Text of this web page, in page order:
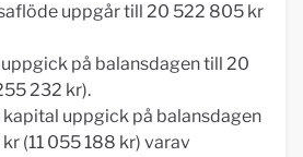
uppgår till 20 522 805 kr
på balansdagen till 20
232 kr).
uppgick på balansdagen
(11 055 188 kr) varav